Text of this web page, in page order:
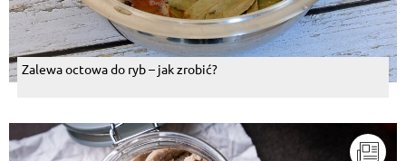
Zalewa octowa do ryb – jak zrobić?